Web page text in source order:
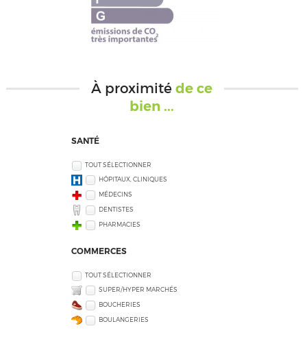
À proximitéde ce
bien ...
SANTÉ
TOUT SÉLECTIONNER
HÔPITAUX, CLINIQUES
MÉDECINS
DENTISTES
PHARMACIES
COMMERCES
TOUT SÉLECTIONNER
SUPER/HYPER MARCHÉS
BOUCHERIES
BOULANGERIES